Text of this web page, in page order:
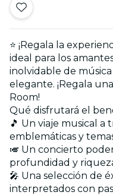
⭐ ¡Regala la
ideal para los
inolvidable de
elegante. ¡Regala
Room!
Qué disfrutará el
🎵 Un viaje musical a
emblemáticas y
🎺 Un concierto
profundidad y
🎤 Una selección de
interpretados con